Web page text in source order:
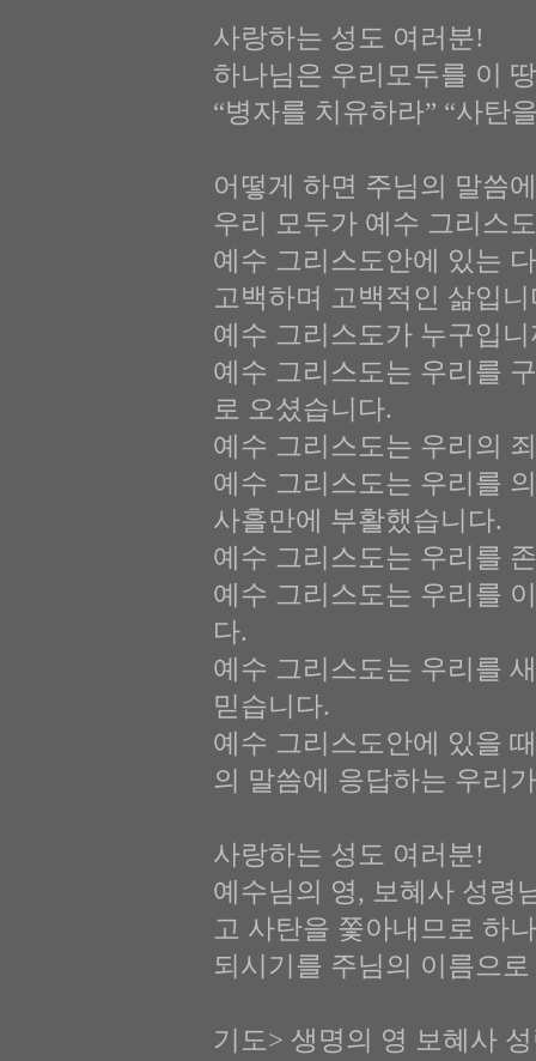
사랑하는 성도 여러분!
하나님은 우리모두를 이
“병자를 치유하라” “사탄
어떻게 하면 주님의 말씀
우리 모두가 예수 그리스
예수 그리스도안에 있는
고백하며 고백적인 삶입니
예수 그리스도가 누구입니
예수 그리스도는 우리를
로 오셨습니다.
예수 그리스도는 우리의
예수 그리스도는 우리를
사흘만에 부활했습니다.
예수 그리스도는 우리를
예수 그리스도는 우리를
다.
예수 그리스도는 우리를
믿습니다.
예수 그리스도안에 있을
의 말씀에 응답하는 우리
사랑하는 성도 여러분!
예수님의 영, 보혜사 성령
고 사탄을 쫓아내므로 하
되시기를 주님의 이름으
기도> 생명의 영 보혜사